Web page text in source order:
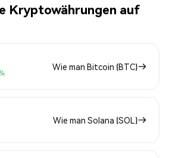
Kryptowährungen auf
Wie man Bitcoin (BTC)
Wie man Solana (SOL)